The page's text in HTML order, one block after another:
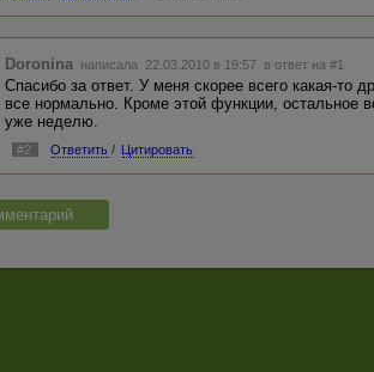
Doronina написала 22.03.2010 в 19:57 в ответ на #1
Спасибо за ответ. У меня скорее всего какая-то
все нормально. Кроме этой функции, остальное
уже неделю.
#2 Ответить / Цитировать